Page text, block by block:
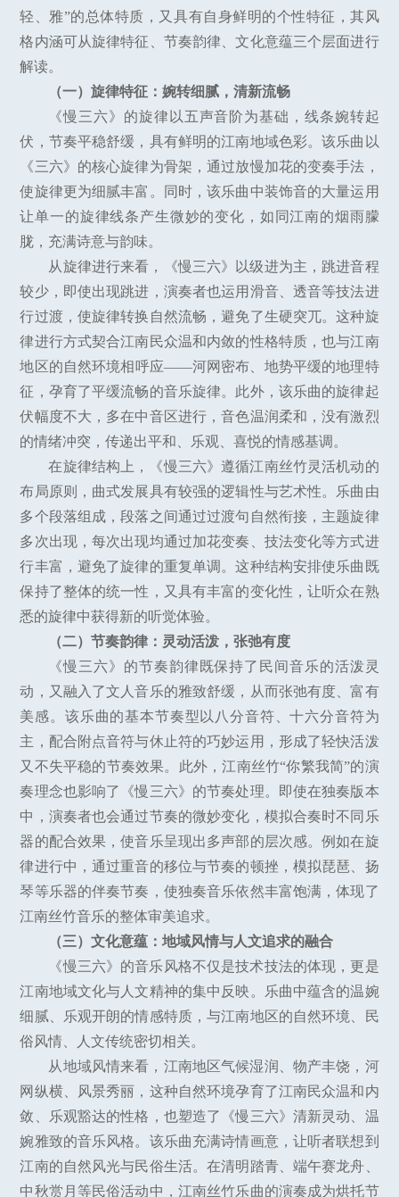
轻、雅”的总体特质，又具有自身鲜明的个性特征，其风
格内涵可从旋律特征、节奏韵律、文化意蕴三个层面进行
解读。
（一）旋律特征：婉转细腻，清新流畅
《慢三六》的旋律以五声音阶为基础，线条婉转起
伏，节奏平稳舒缓，具有鲜明的江南地域色彩。该乐曲以
《三六》的核心旋律为骨架，通过放慢加花的变奏手法，
使旋律更为细腻丰富。同时，该乐曲中装饰音的大量运用
让单一的旋律线条产生微妙的变化，如同江南的烟雨朦
胧，充满诗意与韵味。
从旋律进行来看，《慢三六》以级进为主，跳进音程
较少，即使出现跳进，演奏者也运用滑音、透音等技法进
行过渡，使旋律转换自然流畅，避免了生硬突兀。这种旋
律进行方式契合江南民众温和内敛的性格特质，也与江南
地区的自然环境相呼应——河网密布、地势平缓的地理特
征，孕育了平缓流畅的音乐旋律。此外，该乐曲的旋律起
伏幅度不大，多在中音区进行，音色温润柔和，没有激烈
的情绪冲突，传递出平和、乐观、喜悦的情感基调。
在旋律结构上，《慢三六》遵循江南丝竹灵活机动的
布局原则，曲式发展具有较强的逻辑性与艺术性。乐曲由
多个段落组成，段落之间通过过渡句自然衔接，主题旋律
多次出现，每次出现均通过加花变奏、技法变化等方式进
行丰富，避免了旋律的重复单调。这种结构安排使乐曲既
保持了整体的统一性，又具有丰富的变化性，让听众在熟
悉的旋律中获得新的听觉体验。
（二）节奏韵律：灵动活泼，张弛有度
《慢三六》的节奏韵律既保持了民间音乐的活泼灵
动，又融入了文人音乐的雅致舒缓，从而张弛有度、富有
美感。该乐曲的基本节奏型以八分音符、十六分音符为
主，配合附点音符与休止符的巧妙运用，形成了轻快活泼
又不失平稳的节奏效果。此外，江南丝竹“你繁我简”的演
奏理念也影响了《慢三六》的节奏处理。即使在独奏版本
中，演奏者也会通过节奏的微妙变化，模拟合奏时不同乐
器的配合效果，使音乐呈现出多声部的层次感。例如在旋
律进行中，通过重音的移位与节奏的顿挫，模拟琵琶、扬
琴等乐器的伴奏节奏，使独奏音乐依然丰富饱满，体现了
江南丝竹音乐的整体审美追求。
（三）文化意蕴：地域风情与人文追求的融合
《慢三六》的音乐风格不仅是技术技法的体现，更是
江南地域文化与人文精神的集中反映。乐曲中蕴含的温婉
细腻、乐观开朗的情感特质，与江南地区的自然环境、民
俗风情、人文传统密切相关。
从地域风情来看，江南地区气候湿润、物产丰饶，河
网纵横、风景秀丽，这种自然环境孕育了江南民众温和内
敛、乐观豁达的性格，也塑造了《慢三六》清新灵动、温
婉雅致的音乐风格。该乐曲充满诗情画意，让听者联想到
江南的自然风光与民俗生活。在清明踏青、端午赛龙舟、
中秋赏月等民俗活动中，江南丝竹乐曲的演奏成为烘托节